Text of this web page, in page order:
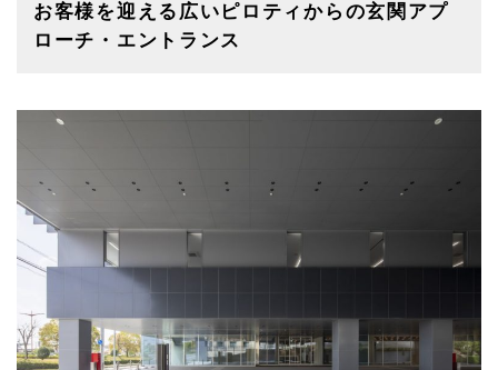
お客様を迎える広いピロティからの玄関アプ
ローチ・エントランス